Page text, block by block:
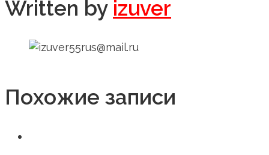
Written by izuver
Похожие записи